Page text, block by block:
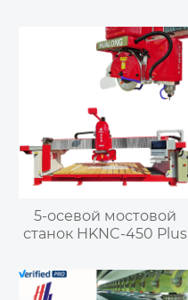
5-осевой мостовой
станок HKNC-450 Plus